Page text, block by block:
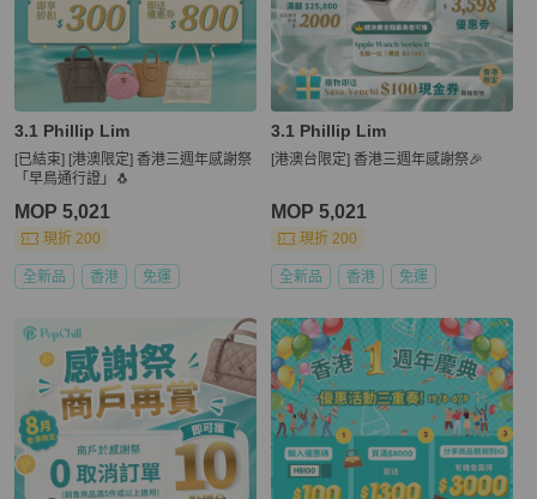
3.1 Phillip Lim
[已結束] [港澳限定] 香港三週年感謝祭
「早鳥通行證」🐧
MOP 5,021
現折 200
全新品 香港 免運
3.1 Phillip Lim
[港澳台限定] 香港三週年感謝祭🎉
MOP 5,021
現折 200
全新品 香港 免運